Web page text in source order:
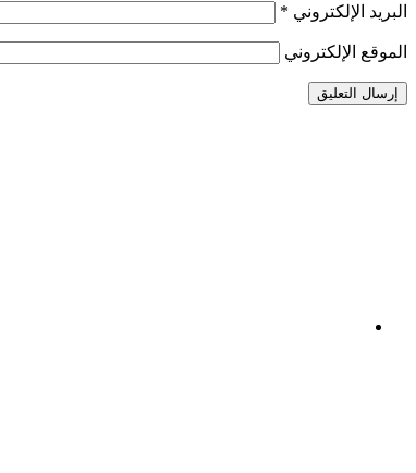
البريد الإلكتروني *
الموقع الإلكتروني